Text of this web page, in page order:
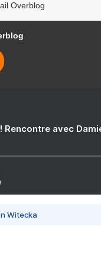
Overblog
avec
Witecka